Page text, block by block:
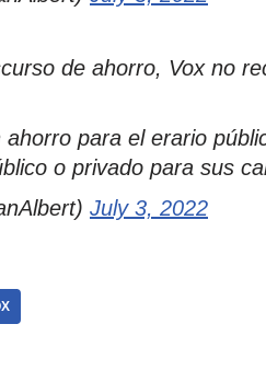
de ahorro, Vox no
para el erario
o privado para sus
July 3, 2022